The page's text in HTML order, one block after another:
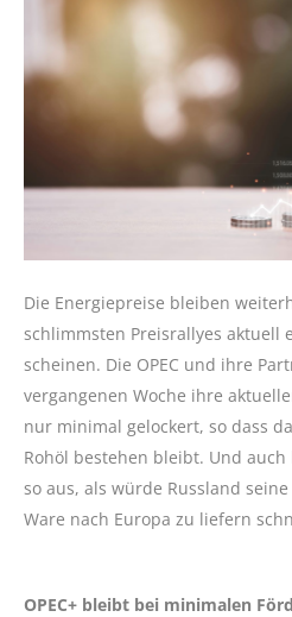
Die Energiepreise bleiben
schlimmsten Preisrallyes aktuell
scheinen. Die OPEC und ihre
vergangenen Woche ihre
nur minimal gelockert, so dass
Rohöl bestehen bleibt. Und
so aus, als würde Russland
Ware nach Europa zu liefern
OPEC+ bleibt bei minimalen